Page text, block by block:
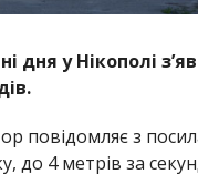
дня у Нікополі
повідомляє з
до 4 метрів за